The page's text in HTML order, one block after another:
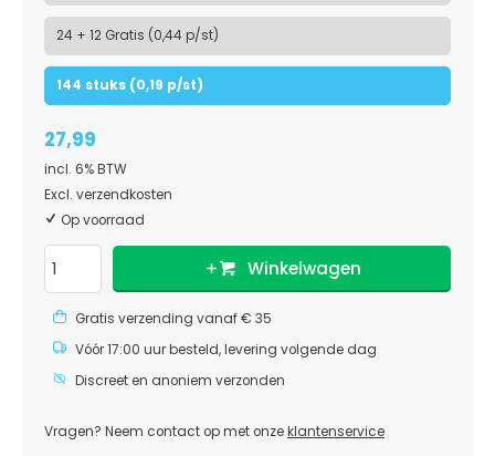
24 + 12 Gratis (0,44 p/st)
144 stuks (0,19 p/st)
27,99
incl. 6% BTW
Excl. verzendkosten
Op voorraad
Winkelwagen
Gratis verzending vanaf € 35
Vóór 17:00 uur besteld, levering volgende dag
Discreet en anoniem verzonden
Vragen? Neem contact op met onzeklantenservice